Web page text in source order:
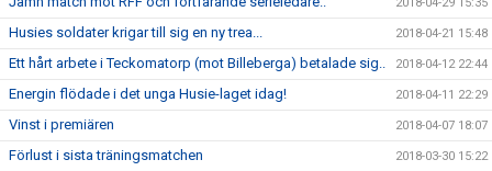
Husies soldater krigar till sig en ny trea... 2018-04-21 15:48
Ett hårt arbete i Teckomatorp (mot Billeberga) betalade sig.. 2018-04-12 22:44
Energin flödade i det unga Husie-laget idag! 2018-04-11 22:29
Vinst i premiären 2018-04-07 18:07
Förlust i sista träningsmatchen 2018-03-30 15:22